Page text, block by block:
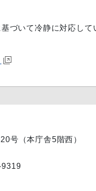
づいて冷静に対応して
号（本庁舎5階西）
9319